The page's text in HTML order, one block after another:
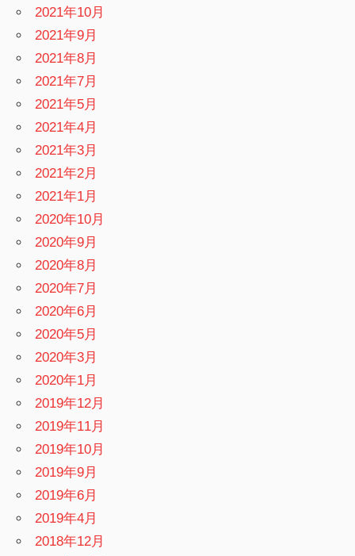
2021年10月
2021年9月
2021年8月
2021年7月
2021年5月
2021年4月
2021年3月
2021年2月
2021年1月
2020年10月
2020年9月
2020年8月
2020年7月
2020年6月
2020年5月
2020年3月
2020年1月
2019年12月
2019年11月
2019年10月
2019年9月
2019年6月
2019年4月
2018年12月